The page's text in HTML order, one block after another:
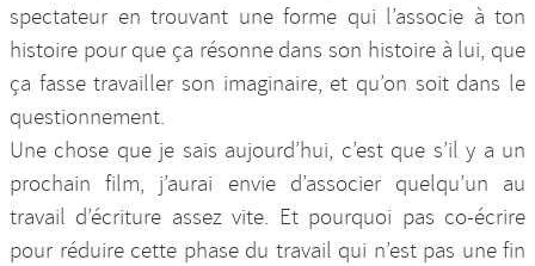
spectateur en trouvant une forme qui l’associe à ton
histoire pour que ça résonne dans son histoire à lui, que
ça fasse travailler son imaginaire, et qu’on soit dans le
questionnement.
Une chose que je sais aujourd’hui, c’est que s’il y a un
prochain film, j’aurai envie d’associer quelqu’un au
travail d’écriture assez vite. Et pourquoi pas co-écrire
pour réduire cette phase du travail qui n’est pas une fin